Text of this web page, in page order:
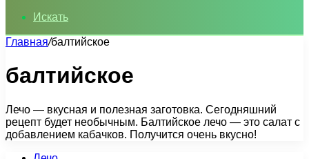
Искать
Главная/балтийское
балтийское
Лечо — вкусная и полезная заготовка. Сегодняшний
рецепт будет необычным. Балтийское лечо — это салат с
добавлением кабачков. Получится очень вкусно!